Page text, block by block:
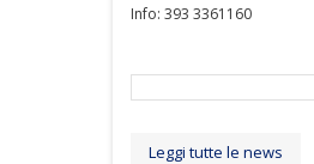
Info: 393 3361160
Leggi tutte le news